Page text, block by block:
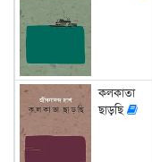
কলকাতা
ছাড়ছি